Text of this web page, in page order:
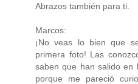
Abrazos también para ti.
Marcos:
¡No veas lo bien que
primera foto! Las
saben que han salido en
porque me pareció